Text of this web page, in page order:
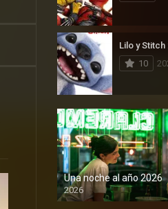
Lilo y Stitch
10
Una noche al año 2026
2026
1080P